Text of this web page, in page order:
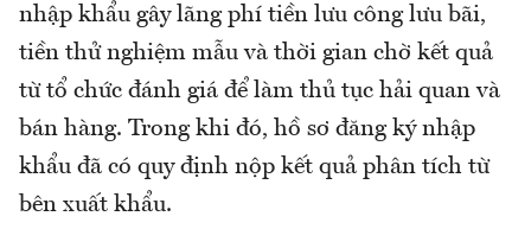
nhập khẩu gây lãng phí tiền lưu công lưu bãi,
tiền thử nghiệm mẫu và thời gian chờ kết quả
từ tổ chức đánh giá để làm thủ tục hải quan và
bán hàng. Trong khi đó, hồ sơ đăng ký nhập
khẩu đã có quy định nộp kết quả phân tích từ
bên xuất khẩu.